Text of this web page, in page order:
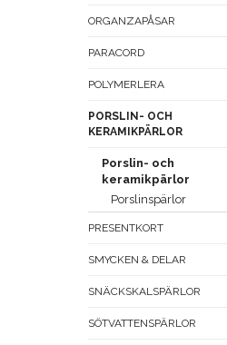
ORGANZAPÅSAR
PARACORD
POLYMERLERA
PORSLIN- OCH
KERAMIKPÄRLOR
Porslin- och
keramikpärlor
Porslinspärlor
PRESENTKORT
SMYCKEN & DELAR
SNÄCKSKALSPÄRLOR
SÖTVATTENSPÄRLOR